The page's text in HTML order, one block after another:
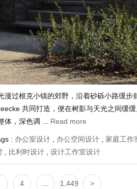
漫过根克小镇的郊野，沿着砂砾小路缓步
共同打造，便在树影与天光之间缓
体，深色调 ... Read more
: 办公室设计 办公空间设计
家庭工作
比利时设计 设计工作室设计
4 1,449 >